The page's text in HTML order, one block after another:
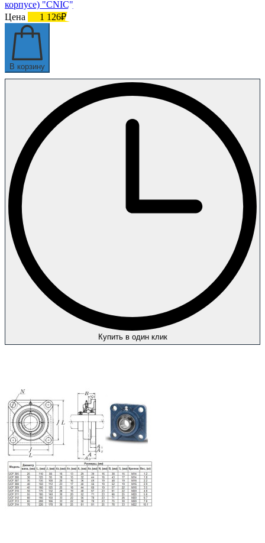
корпусе) "CNIC"
Цена
1 126₽
В корзину
Купить в один клик